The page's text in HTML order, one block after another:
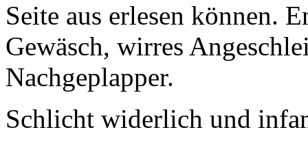
Seite aus erlesen können.
Gewäsch, wirres
Nachgeplapper.
Schlicht widerlich und